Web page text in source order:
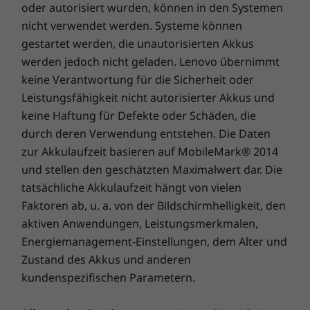
Ein dediziertes Trusted Platform Module
bewahrt System und Daten vor Manipulation
und sorgt unter anderem dafür, dass der
Windows BitLocker Ihre Daten verschlüsseln
kann. Auch lassen sich serielle, parallele, USB-,
Audio- und Netzwerkanschlüsse deaktivieren –
ein zusätzlicher Schutz gegen ungebetene
Besucher.
Darüber hinaus können Sie ein BIOS-Passwort
und ein Power-on-Passwort setzen und den
Zugang zum System auf elementarer Ebene
zusätzlich beschränken. Gegen unbefugten
Zugriff auf die Systemkomponenten im Innern
der Workstation schützt das mit einem
Schlüssel gesicherte Schloss auf dem Seiten-
oder autorisiert wurden, können in den Systemen
nicht verwendet werden. Systeme können
gestartet werden, die unautorisierten Akkus
werden jedoch nicht geladen. Lenovo übernimmt
keine Verantwortung für die Sicherheit oder
Leistungsfähigkeit nicht autorisierter Akkus und
keine Haftung für Defekte oder Schäden, die
durch deren Verwendung entstehen. Die Daten
zur Akkulaufzeit basieren auf MobileMark® 2014
und stellen den geschätzten Maximalwert dar. Die
tatsächliche Akkulaufzeit hängt von vielen
Faktoren ab, u. a. von der Bildschirmhelligkeit, den
aktiven Anwendungen, Leistungsmerkmalen,
Energiemanagement-Einstellungen, dem Alter und
Zustand des Akkus und anderen
kundenspezifischen Parametern.